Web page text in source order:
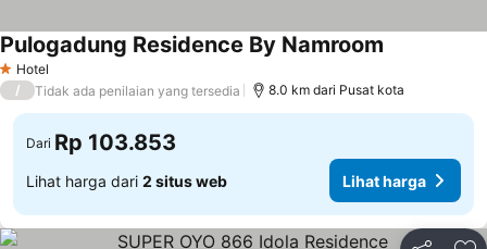
1 Bintang
Hotel
Pulogadung Residence By Namroom
/ Tidak ada penilaian yang tersedia 8.0 km dari Pusat kota
Dari Rp 103.853
Lihat harga dari 2 situs web Lihat harga